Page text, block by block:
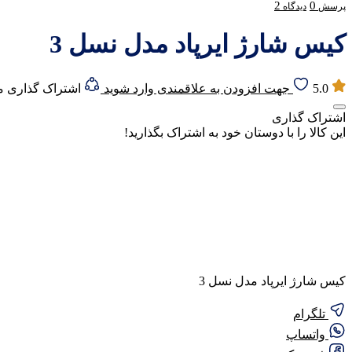
پرسش 0 دیدگاه 2
کیس شارژ ایرپاد مدل نسل 3
5.0 جهت افزودن به علاقمندی وارد شوید اشتراک
اشتراک گذاری
این کالا را با دوستان خود به اشتراک بگذارید!
کیس شارژ ایرپاد مدل نسل 3
تلگرام
واتساپ